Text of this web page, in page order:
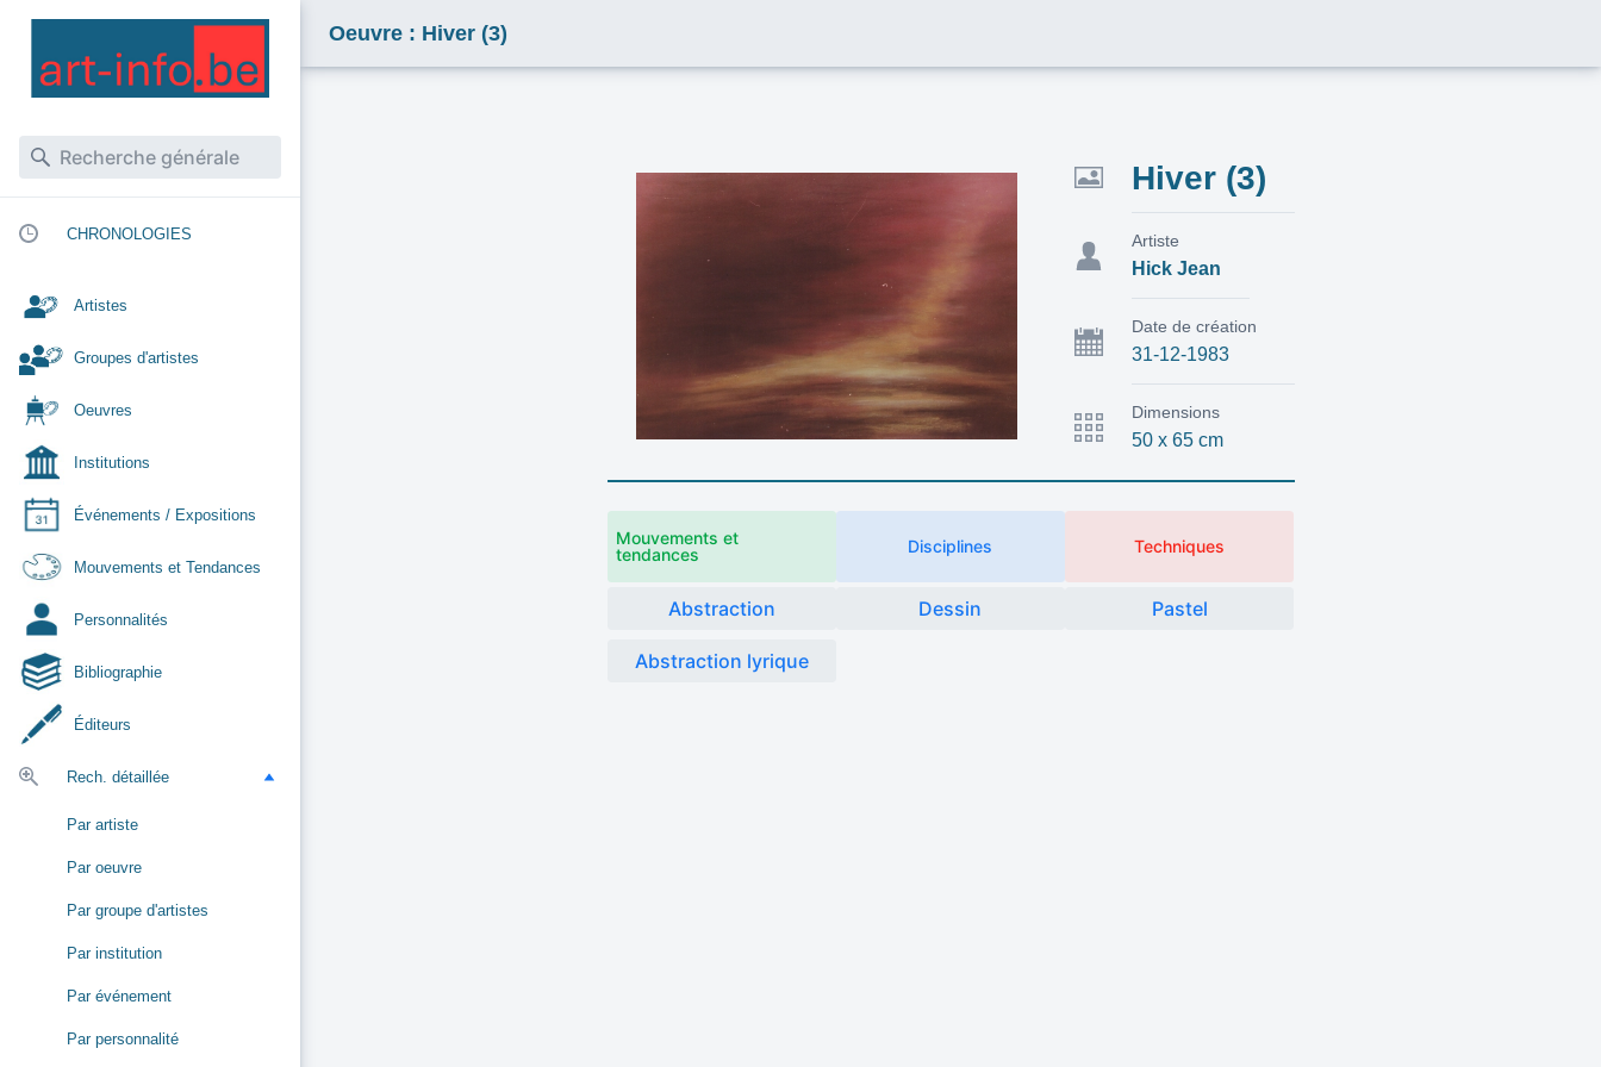
CHRONOLOGIES
Artistes
Groupes d'artistes
Oeuvres
Institutions
Événements / Expositions
Mouvements et Tendances
Personnalités
Bibliographie
Éditeurs
Rech. détaillée
Par artiste
Par oeuvre
Par groupe d'artistes
Par institution
Par événement
Par personnalité
Oeuvre : Hiver (3)
Hiver (3)
Hick Jean
Artiste
31-12-1983
Date de création
50 x 65 cm
Dimensions
Mouvements et
tendances
Abstraction
Abstraction lyrique
Disciplines
Dessin
Techniques
Pastel